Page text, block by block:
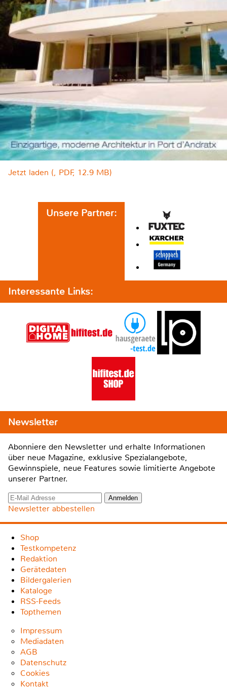
Jetzt laden (, PDF, 12.9 MB)
Unsere Partner:
Interessante Links:
Newsletter
Abonniere den Newsletter und erhalte Informationen
über neue Magazine, exklusive Spezialangebote,
Gewinnspiele, neue Features sowie limitierte Angebote
unserer Partner.
Newsletter abbestellen
Shop
Testkompetenz
Redaktion
Gerätedaten
Bildergalerien
Kataloge
RSS-Feeds
Topthemen
Impressum
Mediadaten
AGB
Datenschutz
Cookies
Kontakt